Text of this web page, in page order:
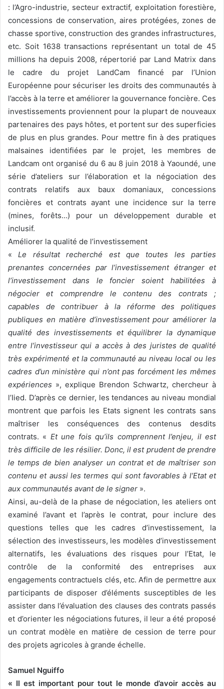
: l’Agro-industrie, secteur extractif, exploitation forestière,
concessions de conservation, aires protégées, zones de
chasse sportive, construction des grandes infrastructures,
etc. Soit 1638 transactions représentant un total de 45
millions ha depuis 2008, répertorié par Land Matrix dans
le cadre du projet LandCam financé par l’Union
Européenne pour sécuriser les droits des communautés à
l’accès à la terre et améliorer la gouvernance foncière. Ces
investissements proviennent pour la plupart de nouveaux
partenaires des pays hôtes, et portent sur des superficies
de plus en plus grandes. Pour mettre fin à des pratiques
malsaines identifiées par le projet, les membres de
Landcam ont organisé du 6 au 8 juin 2018 à Yaoundé, une
série d’ateliers sur l’élaboration et la négociation des
contrats relatifs aux baux domaniaux, concessions
foncières et contrats ayant une incidence sur la terre
(mines, forêts…) pour un développement durable et
inclusif.
Améliorer la qualité de l’investissement
«Le résultat recherché est que toutes les parties
prenantes concernées par l’investissement étranger et
l’investissement dans le foncier soient habilitées à
négocier et comprendre le contenu des contrats ;
capables de contribuer à la réforme des politiques
publiques en matière d’investissement pour améliorer la
qualité des investissements et équilibrer la dynamique
entre l’investisseur qui a accès à des juristes de qualité
très expérimenté et la communauté au niveau local ou les
cadres d’un ministère qui n’ont pas forcément les mêmes
expériences », explique Brendon Schwartz, chercheur à
l’Iied. D’après ce dernier, les tendances au niveau mondial
montrent que parfois les Etats signent les contrats sans
maîtriser les conséquences des contenus desdits
contrats. « Et une fois qu’ils comprennent l’enjeu, il est
très difficile de les résilier. Donc, il est prudent de prendre
le temps de bien analyser un contrat et de maîtriser son
contenu et aussi les termes qui sont favorables à l’Etat et
aux communautés avant de le signer ».
Ainsi, au-delà de la phase de négociation, les ateliers ont
examiné l’avant et l’après le contrat, pour inclure des
questions telles que les cadres d’investissement, la
sélection des investisseurs, les modèles d’investissement
alternatifs, les évaluations des risques pour l’Etat, le
contrôle de la conformité des entreprises aux
engagements contractuels clés, etc. Afin de permettre aux
participants de disposer d’éléments susceptibles de les
assister dans l’évaluation des clauses des contrats passés
et d’orienter les négociations futures, il leur a été proposé
un contrat modèle en matière de cession de terre pour
des projets agricoles à grande échelle.
Samuel Nguiffo
« Il est important pour tout le monde d’avoir accès au